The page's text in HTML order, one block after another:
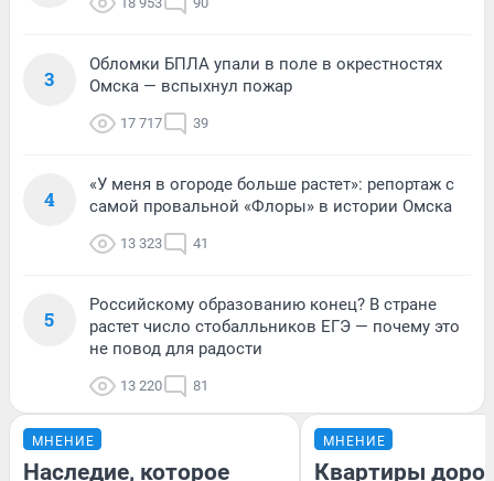
3
Обломки БПЛА упали в поле в окрестностях
Омска — вспыхнул пожар
17 717 39
4
«У меня в огороде больше растет»: репортаж с
самой провальной «Флоры» в истории Омска
13 323 41
5
Российскому образованию конец? В стране
растет число стобалльников ЕГЭ — почему это
не повод для радости
13 220 81
МНЕНИЕ
Наследие, которое
МНЕНИЕ
Квартиры